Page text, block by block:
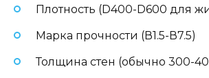
Плотность (D400-D600 для
Марка прочности (В1.5-В7.5)
Толщина стен (обычно 300-